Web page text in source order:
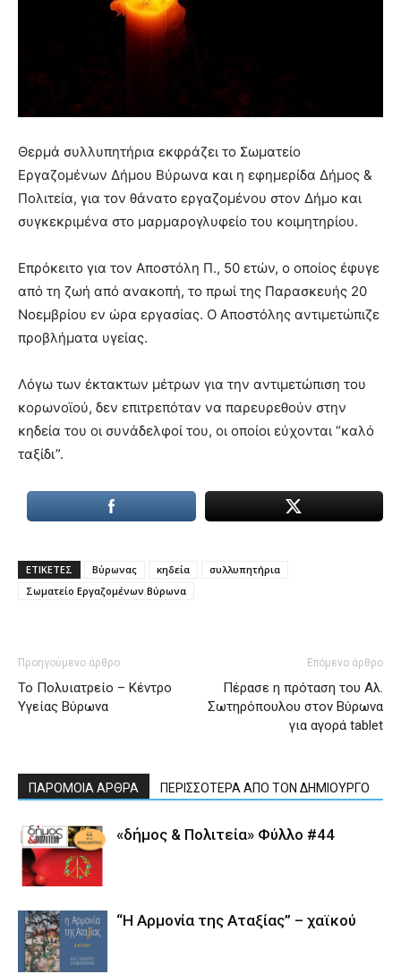
pain.
hd
porn
Θερμά συλλυπητήρια εκφράζει το Σωματείο
Εργαζομένων Δήμου Βύρωνα και η εφημερίδα Δήμος &
Πολιτεία, για τον θάνατο εργαζομένου στον Δήμο και
συγκεκριμένα στο μαρμαρογλυφείο του κοιμητηρίου.
Επρόκειτο για τον Αποστόλη Π., 50 ετών, ο οποίος έφυγε
από τη ζωή από ανακοπή, το πρωί της Παρασκευής 20
Νοεμβρίου εν ώρα εργασίας. Ο Αποστόλης αντιμετώπιζε
προβλήματα υγείας.
Λόγω των έκτακτων μέτρων για την αντιμετώπιση του
κορωνοϊού, δεν επιτρεπόταν να παρευρεθούν στην
κηδεία του οι συνάδελφοί του, οι οποίοι εύχονται “καλό
ταξίδι”.
ΕΤΙΚΕΤΕΣ Βύρωνας κηδεία
συλλυπητήρια
Σωματείο Εργαζομένων Βύρωνα
Προηγούμενο άρθρο
Το Πολυιατρείο – Κέντρο
Υγείας Βύρωνα
Επόμενο άρθρο
Πέρασε η πρόταση του Αλ.
Σωτηρόπουλου στον Βύρωνα
για αγορά tablet
ΠΑΡΟΜΟΙΑ ΑΡΘΡΑ ΠΕΡΙΣΣΟΤΕΡΑ ΑΠΟ ΤΟΝ ΔΗΜΙΟΥΡΓΟ
«δήμος & Πολιτεία» Φύλλο #44
“Η Αρμονία της Αταξίας” – χαϊκού